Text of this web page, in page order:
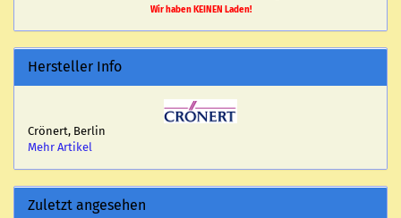
Wir haben KEINEN Laden!
Hersteller Info
Crönert, Berlin
Mehr Artikel
Zuletzt angesehen